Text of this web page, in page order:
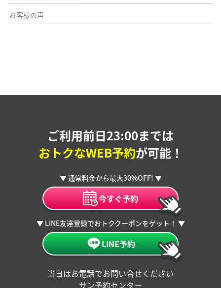
お客様の声
ご利用前日23:00までは
おトクなWEB予約が可能！
▼ 通常料金から最大30%OFF! ▼
今すぐ予約
▼ LINE友達登録でおトククーポンをゲット！ ▼
LINE予約
当日はお電話でお問い合せください
サン予約センター